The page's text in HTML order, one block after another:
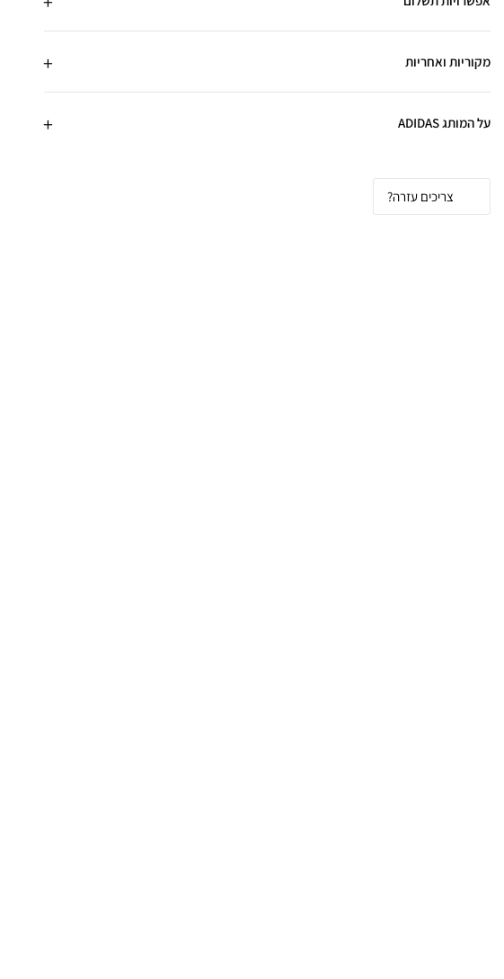
מקוריות ואחריות
על המותג ADIDAS
צריכים עזרה?